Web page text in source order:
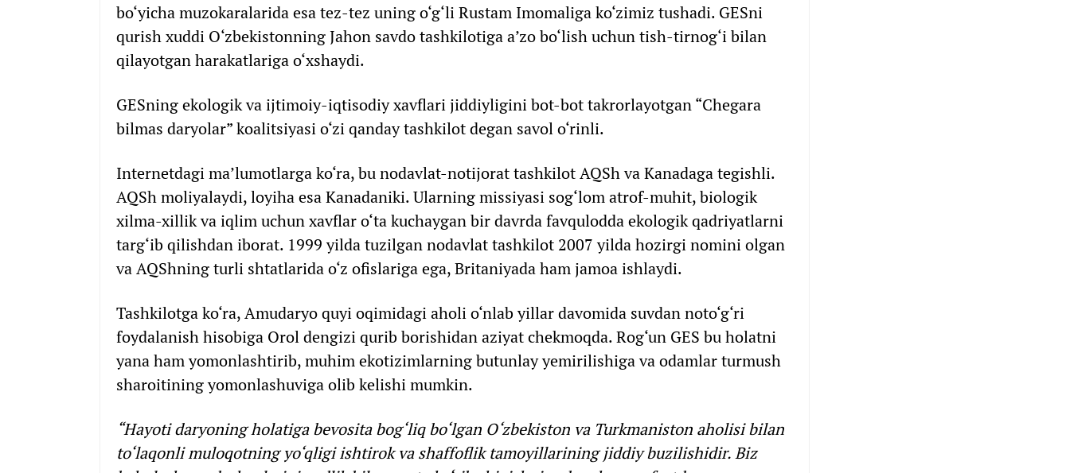
bo‘yicha muzokaralarida esa tez-tez uning o‘g‘li Rustam Imomaliga ko‘zimiz tushadi. GESni
qurish xuddi O‘zbekistonning Jahon savdo tashkilotiga a’zo bo‘lish uchun tish-tirnog‘i bilan
qilayotgan harakatlariga o‘xshaydi.
GESning ekologik va ijtimoiy-iqtisodiy xavflari jiddiyligini bot-bot takrorlayotgan “Chegara
bilmas daryolar” koalitsiyasi o‘zi qanday tashkilot degan savol o‘rinli.
Internetdagi ma’lumotlarga ko‘ra, bu nodavlat-notijorat tashkilot AQSh va Kanadaga tegishli.
AQSh moliyalaydi, loyiha esa Kanadaniki. Ularning missiyasi sog‘lom atrof-muhit, biologik
xilma-xillik va iqlim uchun xavflar o‘ta kuchaygan bir davrda favqulodda ekologik qadriyatlarni
targ‘ib qilishdan iborat. 1999 yilda tuzilgan nodavlat tashkilot 2007 yilda hozirgi nomini olgan
va AQShning turli shtatlarida o‘z ofislariga ega, Britaniyada ham jamoa ishlaydi.
Tashkilotga ko‘ra, Amudaryo quyi oqimidagi aholi o‘nlab yillar davomida suvdan noto‘g‘ri
foydalanish hisobiga Orol dengizi qurib borishidan aziyat chekmoqda. Rog‘un GES bu holatni
yana ham yomonlashtirib, muhim ekotizimlarning butunlay yemirilishiga va odamlar turmush
sharoitining yomonlashuviga olib kelishi mumkin.
“Hayoti daryoning holatiga bevosita bog‘liq bo‘lgan O‘zbekiston va Turkmaniston aholisi bilan
to‘laqonli muloqotning yo‘qligi ishtirok va shaffoflik tamoyillarining jiddiy buzilishidir. Biz